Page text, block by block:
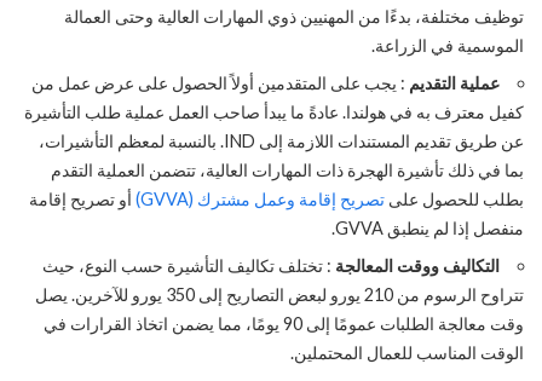
توظيف مختلفة، بدءًا من المهنيين ذوي المهارات العالية وحتى العمالة
الموسمية في الزراعة.
عملية التقديم : يجب على المتقدمين أولاً الحصول على عرض عمل من
كفيل معترف به في هولندا. عادةً ما يبدأ صاحب العمل عملية طلب التأشيرة
عن طريق تقديم المستندات اللازمة إلى IND. بالنسبة لمعظم التأشيرات،
بما في ذلك تأشيرة الهجرة ذات المهارات العالية، تتضمن العملية التقدم
بطلب للحصول على تصريح إقامة وعمل مشترك (GVVA)
أو تصريح إقامة
منفصل إذا لم ينطبق GVVA.
التكاليف ووقت المعالجة : تختلف تكاليف التأشيرة حسب النوع، حيث
تتراوح الرسوم من 210 يورو لبعض التصاريح إلى 350 يورو للآخرين. يصل
وقت معالجة الطلبات عمومًا إلى 90 يومًا، مما يضمن اتخاذ القرارات في
الوقت المناسب للعمال المحتملين.